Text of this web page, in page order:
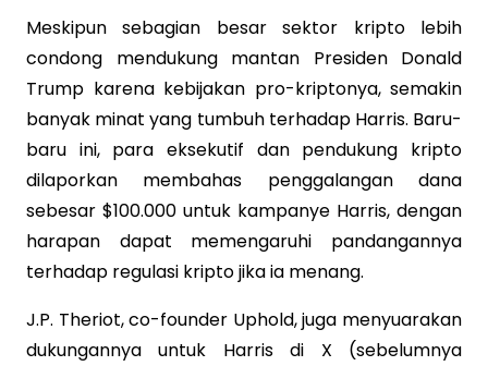
Meskipun sebagian besar sektor kripto lebih
condong mendukung mantan Presiden Donald
Trump karena kebijakan pro-kriptonya, semakin
banyak minat yang tumbuh terhadap Harris. Baru-
baru ini, para eksekutif dan pendukung kripto
dilaporkan membahas penggalangan dana
sebesar $100.000 untuk kampanye Harris, dengan
harapan dapat memengaruhi pandangannya
terhadap regulasi kripto jika ia menang.
J.P. Theriot, co-founder Uphold, juga menyuarakan
dukungannya untuk Harris di X (sebelumnya